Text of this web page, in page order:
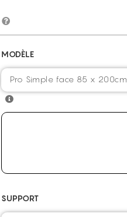
MODÈLE
Pro Simple face 85 x 200cm
SUPPORT